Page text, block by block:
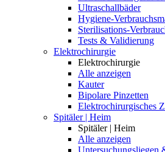
Ultraschallbäder
Hygiene-
Sterilisations-
Tests & Validierung
Elektrochirurgie
Elektrochirurgie
Alle anzeigen
Kauter
Bipolare Pinzetten
Elektrochirurgisches
Spitäler | Heim
Spitäler | Heim
Alle anzeigen
Untersuchungsliegen